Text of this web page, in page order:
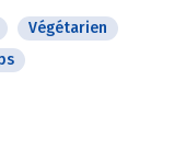
Végétarien